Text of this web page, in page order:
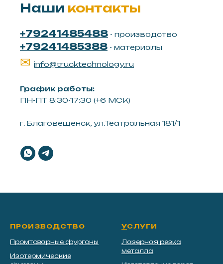
Наши контакты
+79241485488 - производство
+79241485388 - материалы
✉ info@trucktechnology.ru
График работы:
ПН-ПТ 8:30-17:30 (+6 МСК)
г. Благовещенск, ул.Театральная 181/1
ПРОИЗВОДСТВО
Промтоварные фургоны
Изотермические
УСЛУГИ
Лазерная резка
металла